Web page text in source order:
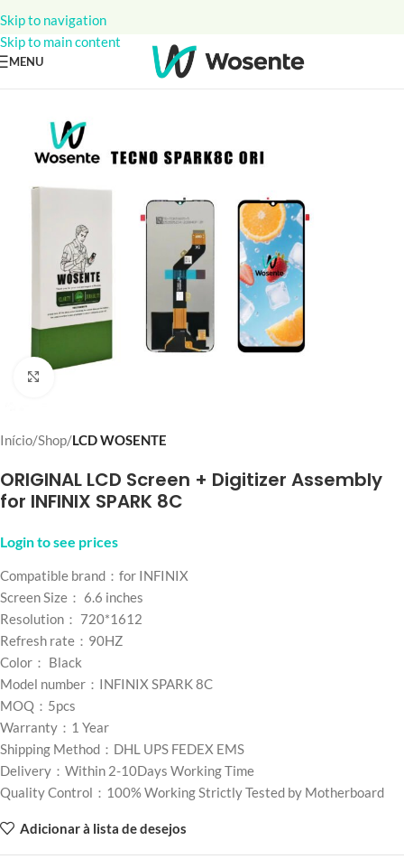
Skip to navigation
Skip to main content
MENU
Início Shop LCD WOSENTE
ORIGINAL LCD Screen + Digitizer Assembly
for INFINIX SPARK 8C
Login to see prices
Compatible brand：for INFINIX
Screen Size： 6.6 inches
Resolution： 720*1612
Refresh rate：90HZ
Color： Black
Model number：INFINIX SPARK 8C
MOQ：5pcs
Warranty：1 Year
Shipping Method：DHL UPS FEDEX EMS
Delivery：Within 2-10Days Working Time
Quality Control：100% Working Strictly Tested by Motherboard
Adicionar à lista de desejos